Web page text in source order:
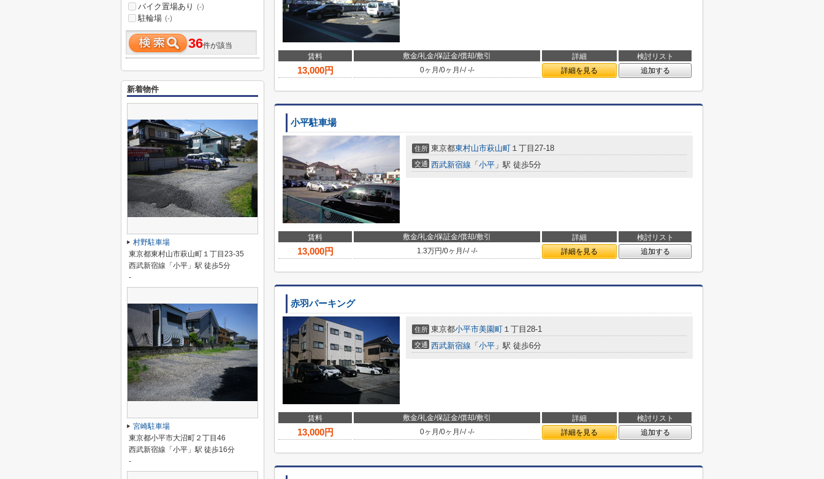
賃料 敷金/礼金/保証金/償却/敷引 詳細 検討リスト
13,000円 0ヶ月 /0ヶ月 /-/-/- 詳細を見る 追加する
小平駐車場
住所 東京都東村山市萩山町 １丁目27-18
交通 西武新宿線 「 小平 」駅 徒歩5分
賃料 敷金/礼金/保証金/償却/敷引 詳細 検討リスト
13,000円 1.3万円/0ヶ月 /-/-/- 詳細を見る 追加する
赤羽パーキング
住所 東京都小平市美園町 １丁目28-1
交通 西武新宿線 「 小平 」駅 徒歩6分
賃料 敷金/礼金/保証金/償却/敷引 詳細 検討リスト
13,000円 0ヶ月 /0ヶ月 /-/-/- 詳細を見る 追加する
バイク置場あり
(-)
駐輪場 (-)
36件が該当
新着物件
村野駐車場
東京都東村山市萩山町１丁目23-35
西武新宿線「小平」駅 徒歩5分
-
宮崎駐車場
東京都小平市大沼町２丁目46
西武新宿線「小平」駅 徒歩16分
-